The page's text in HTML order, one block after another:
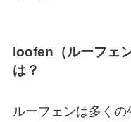
loofen（ルーフェ
は？
ルーフェンは多く